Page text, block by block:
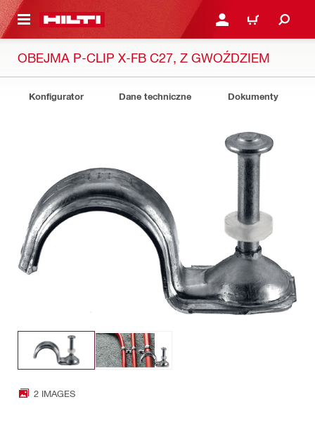
GŁÓWNEJ ZALOGUJ SIĘ LUB
KOSZYK
OBEJMA P-CLIP X-FB C27, Z GWOŹDZIEM
Konfigurator Dane techniczne Dokumenty
2 IMAGES